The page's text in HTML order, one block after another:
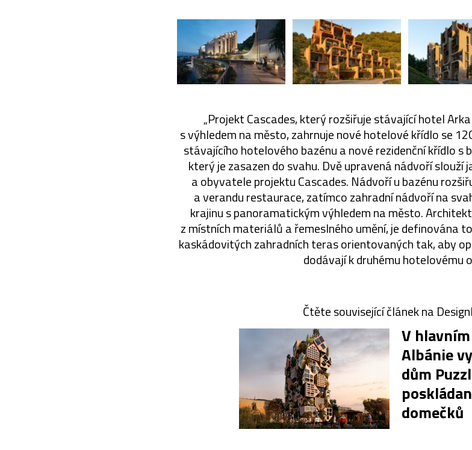
„Projekt Cascades, který rozšiřuje stávající hotel
s výhledem na město, zahrnuje nové hotelové křídlo se
stávajícího hotelového bazénu a nové rezidenční křídlo s
který je zasazen do svahu. Dvě upravená nádvoří
a obyvatele projektu Cascades. Nádvoří u bazénu
a verandu restaurace, zatímco zahradní nádvoří na
krajinu s panoramatickým výhledem na město.
z místních materiálů a řemeslného umění, je definována
kaskádovitých zahradních teras orientovaných tak, aby
dodávají k druhému hotelovému
Čtěte související článek na
V
Albánie
dům
domečků